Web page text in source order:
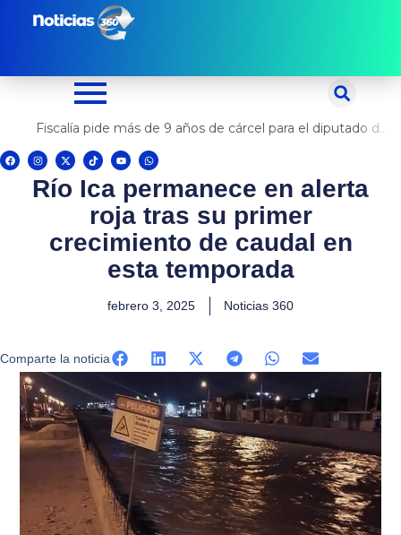
Fiscalía pide más de 9 años de cárcel para el diputado de oposición Harvey Colchado
F
a
c
I
n
s
t
a
X
-
t
w
i
T
i
k
t
o
Y
o
u
b
e
W
h
a
t
s
p
p
Río Ica permanece en alerta
roja tras su primer
crecimiento de caudal en
esta temporada
febrero 3, 2025 Noticias 360
Comparte la noticia